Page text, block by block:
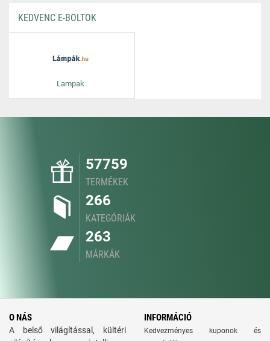
KEDVENC E-BOLTOK
Lampak
57759
TERMÉKEK
266
KATEGÓRIÁK
263
MÁRKÁK
O NÁS
A belső világítással, kültéri
INFORMÁCIÓ
Kedvezményes kuponok és